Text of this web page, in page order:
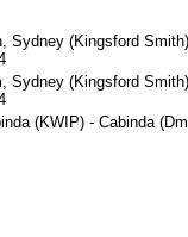
Sydney (Kingsford
Sydney (Kingsford
(KWIP) - Cabinda